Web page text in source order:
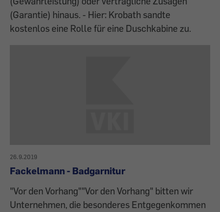
(Garantie) hinaus. - Hier: Krobath sandte
kostenlos eine Rolle für eine Duschkabine zu.
26.9.2019
Fackelmann - Badgarnitur
"Vor den Vorhang""Vor den Vorhang" bitten wir
Unternehmen, die besonderes Entgegenkommen